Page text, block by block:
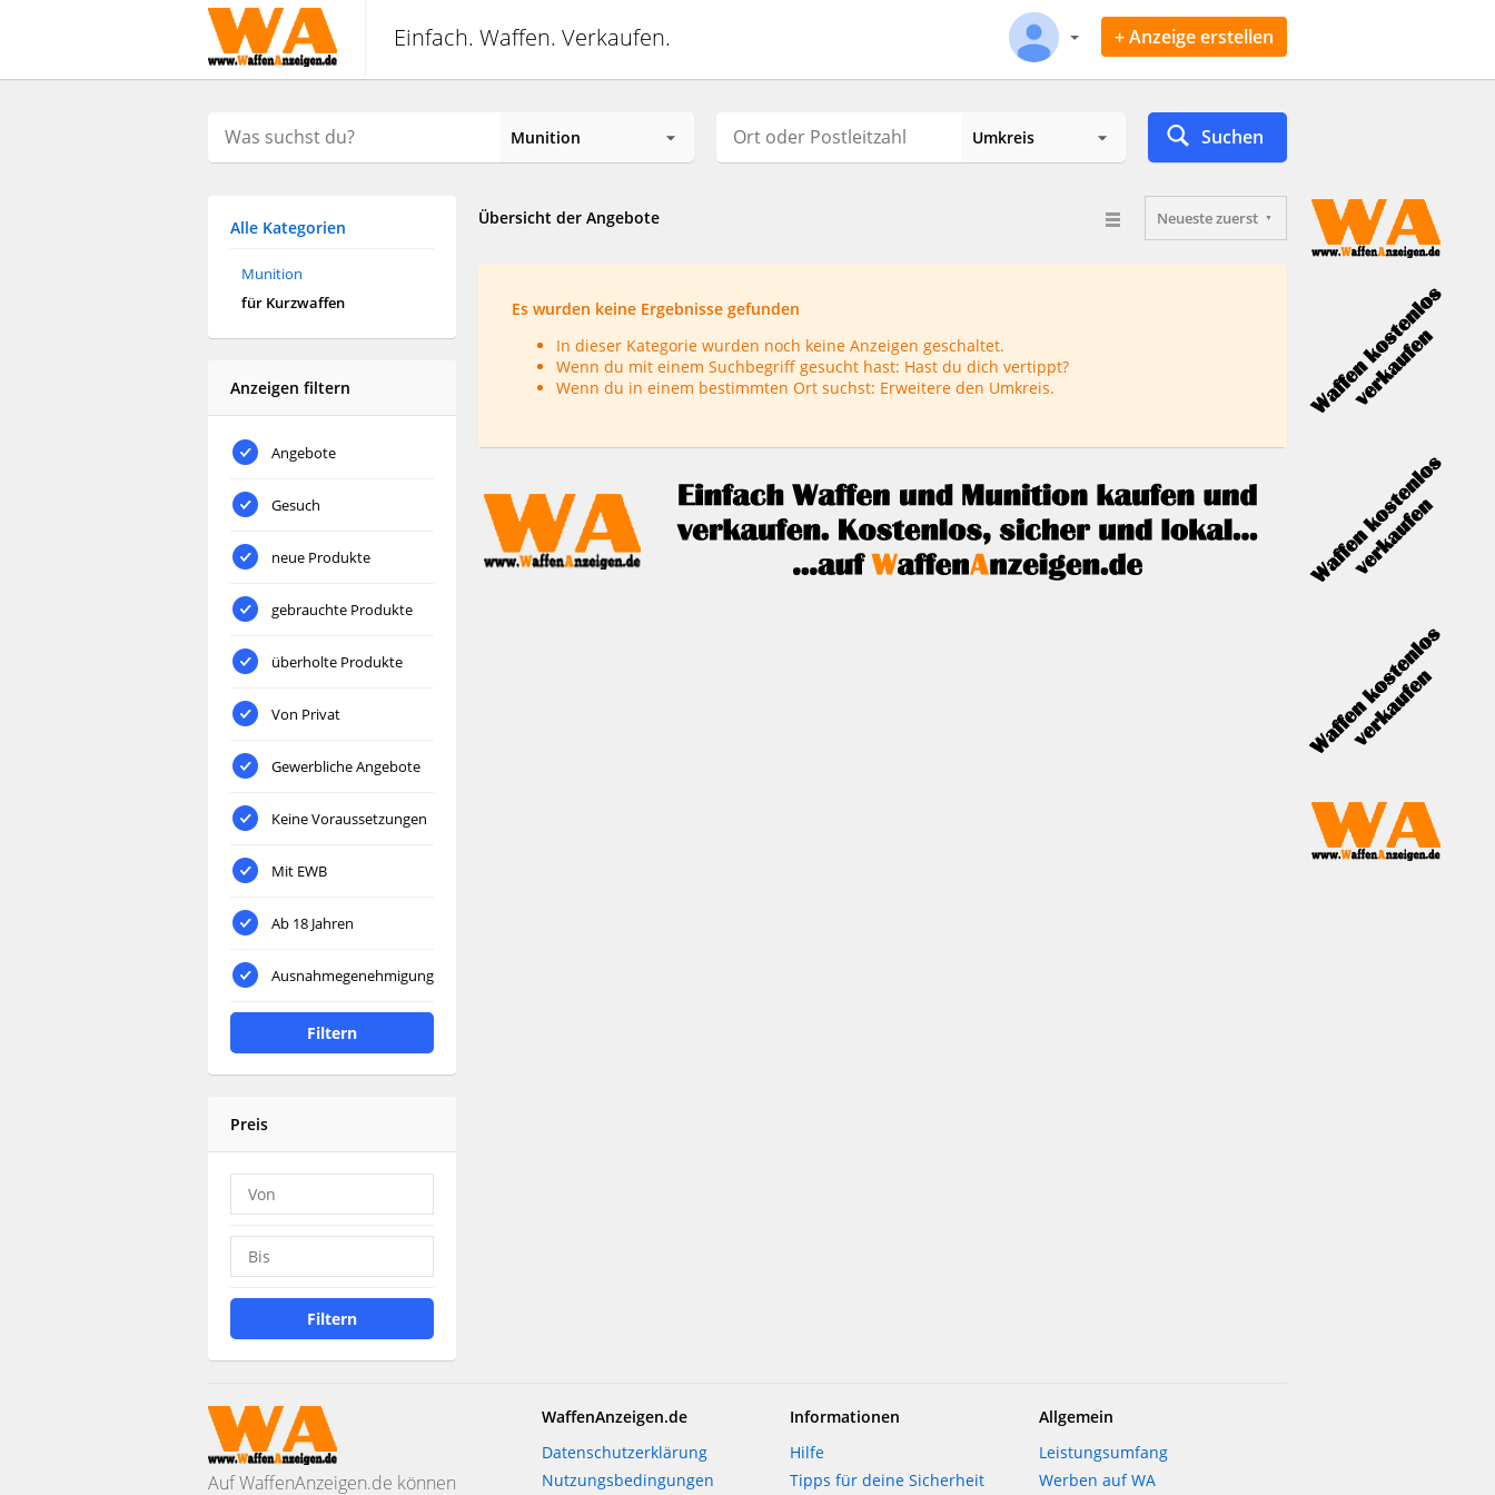
Einfach. Waffen. Verkaufen. + Anzeige erstellen
Suchen
Alle Kategorien
Munition
für Kurzwaffen
Anzeigen filtern
Angebote
Gesuch
neue Produkte
gebrauchte Produkte
überholte Produkte
Von Privat
Gewerbliche Angebote
Keine Voraussetzungen
Mit EWB
Ab 18 Jahren
Ausnahmegenehmigung
Filtern
Preis
Filtern
Übersicht der Angebote Neueste zuerst
Es wurden keine Ergebnisse gefunden
In dieser Kategorie wurden noch keine Anzeigen geschaltet.
Wenn du mit einem Suchbegriff gesucht hast: Hast du dich vertippt?
Wenn du in einem bestimmten Ort suchst: Erweitere den Umkreis.
Auf WaffenAnzeigen.de können
WaffenAnzeigen.de
Datenschutzerklärung
Nutzungsbedingungen
Informationen
Hilfe
Tipps für deine Sicherheit
Allgemein
Leistungsumfang
Werben auf WA